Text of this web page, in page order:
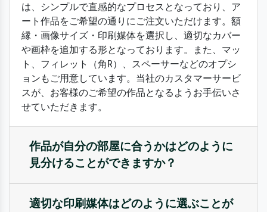
は、シンプルで直感的なプロセスとなっており、ア
ート作品をご希望の通りにご注文いただけます。額
縁・画像サイズ・印刷媒体を選択し、適切なカバー
や画枠を追加する形となっております。また、マッ
ト、フィレット（角R）、スペーサーなどのオプシ
ョンもご用意しています。当社のカスタマーサービ
スが、お客様のご希望の作品となるようお手伝いさ
せていただきます。
作品が自分の部屋に合うかはどのように
見分けることができますか？
適切な印刷媒体はどのように選ぶことが